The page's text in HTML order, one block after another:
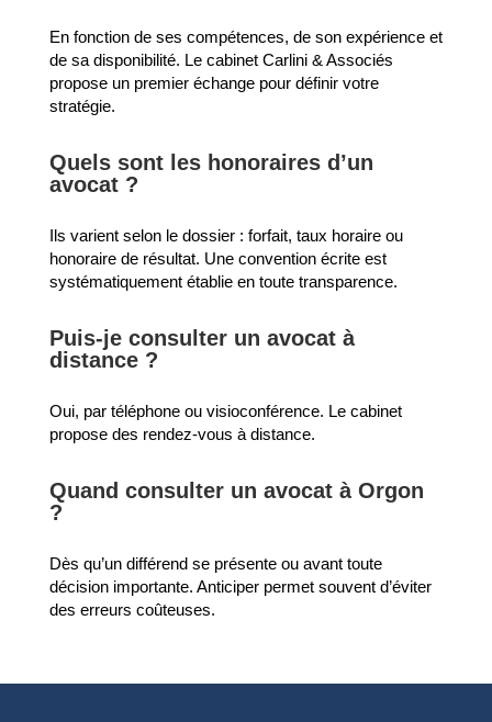
En fonction de ses compétences, de son expérience et
de sa disponibilité. Le cabinet Carlini & Associés
propose un premier échange pour définir votre
stratégie.
Quels sont les honoraires d’un
avocat ?
Ils varient selon le dossier : forfait, taux horaire ou
honoraire de résultat. Une convention écrite est
systématiquement établie en toute transparence.
Puis-je consulter un avocat à
distance ?
Oui, par téléphone ou visioconférence. Le cabinet
propose des rendez-vous à distance.
Quand consulter un avocat à Orgon
?
Dès qu’un différend se présente ou avant toute
décision importante. Anticiper permet souvent d’éviter
des erreurs coûteuses.